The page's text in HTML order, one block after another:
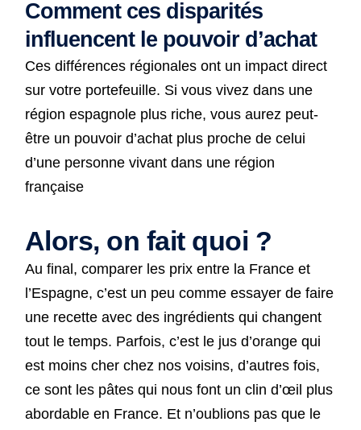
Comment ces disparités
influencent le pouvoir d’achat
Ces différences régionales ont un impact direct
sur votre portefeuille. Si vous vivez dans une
région espagnole plus riche, vous aurez peut-
être un pouvoir d’achat plus proche de celui
d’une personne vivant dans une région
française
Alors, on fait quoi ?
Au final, comparer les prix entre la France et
l’Espagne, c’est un peu comme essayer de faire
une recette avec des ingrédients qui changent
tout le temps. Parfois, c’est le jus d’orange qui
est moins cher chez nos voisins, d’autres fois,
ce sont les pâtes qui nous font un clin d’œil plus
abordable en France. Et n’oublions pas que le